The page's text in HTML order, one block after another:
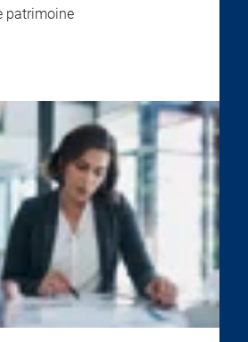
patrimoine